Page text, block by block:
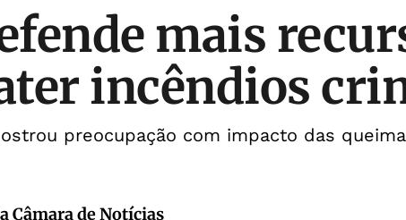
mais
incêndios
preocupação com impacto das
Câmara de Notícias